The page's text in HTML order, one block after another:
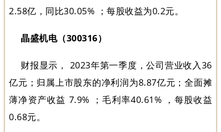
2.58亿，同比30.05% ；每股收益为0.2元。
晶盛机电（300316）
财报显示， 2023年第一季度，公司营业收入36
亿元；归属上市股东的净利润为8.87亿元；全面摊
薄净资产收益 7.9% ；毛利率40.61% ，每股收益
0.68元。